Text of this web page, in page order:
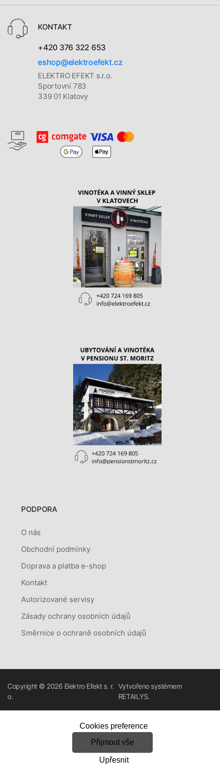
KONTAKT
+420 376 322 653
eshop@elektroefekt.cz
ELEKTRO EFEKT s.r.o.
Sportovní 783
339 01 Klatovy
PODPORA
O nás
Obchodní podmínky
Doprava a platba e-shop
Kontakt
Autorizované servisy
Zásady ochrany osobních údajů
Směrnice o ochraně osobních údajů
Copyright © 2026 Elektro Efekt s. r.
o.
Vytvořeno systémem
RETAILYS.
Cookies preference
Přijmout vše
Upřesnit